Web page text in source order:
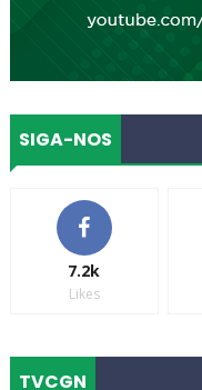
SIGA-NOS
7.2k
Likes
TVCGN